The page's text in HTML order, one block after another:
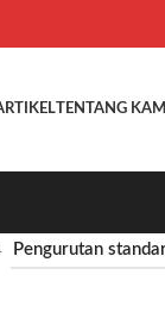
TENTANG KAMI